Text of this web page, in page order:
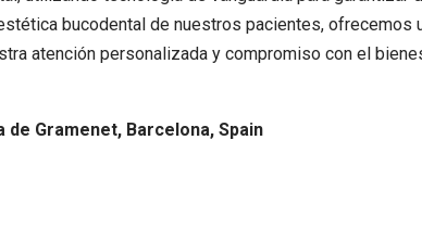
bucodental de nuestros pacientes, ofrecemos
atención personalizada y compromiso con el
de Gramenet, Barcelona, Spain